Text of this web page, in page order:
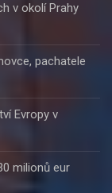
v okolí Prahy
pachatele
Evropy v
milionů eur